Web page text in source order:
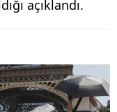
açıklandı.